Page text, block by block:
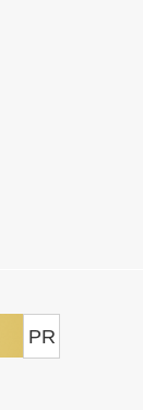
PR